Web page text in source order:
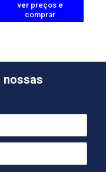
ver preços e
comprar
nossas